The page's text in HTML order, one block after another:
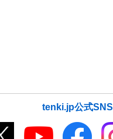
tenki.jp公式SNS